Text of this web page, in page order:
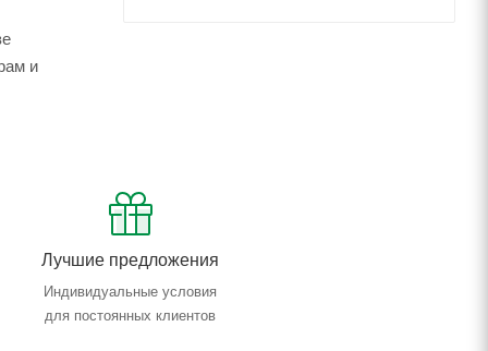
и
Лучшие предложения
Индивидуальные условия
для постоянных клиентов